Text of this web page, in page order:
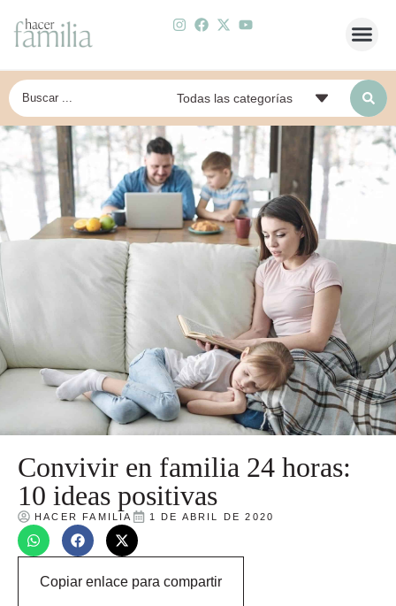
Convivir en familia 24 horas:
10 ideas positivas
HACER FAMILIA 1 DE ABRIL DE 2020
Copiar enlace para compartir